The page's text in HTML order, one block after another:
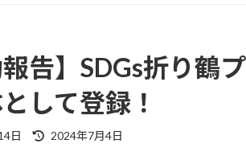
報告】SDGs折り鶴
して登録！
日
最
2024年7月4日